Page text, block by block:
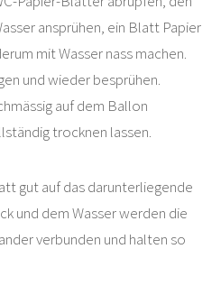
ansprühen, ein Blatt Papier
mit Wasser nass machen.
und wieder besprühen.
auf dem Ballon
trocknen lassen.
gut auf das darunterliegende
und dem Wasser werden die
verbunden und halten so